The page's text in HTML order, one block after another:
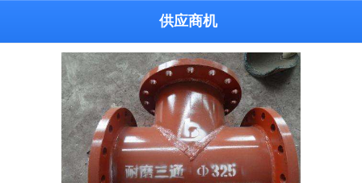
供应商机